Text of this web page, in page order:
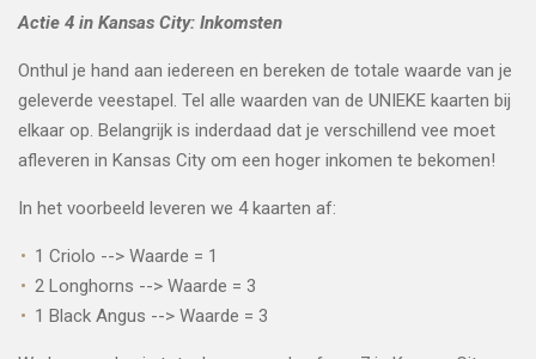
Actie 4 in Kansas City: Inkomsten
Onthul je hand aan iedereen en bereken de totale waarde van je
geleverde veestapel. Tel alle waarden van de UNIEKE kaarten bij
elkaar op. Belangrijk is inderdaad dat je verschillend vee moet
afleveren in Kansas City om een hoger inkomen te bekomen!
In het voorbeeld leveren we 4 kaarten af:
1 Criolo --> Waarde = 1
2 Longhorns --> Waarde = 3
1 Black Angus --> Waarde = 3